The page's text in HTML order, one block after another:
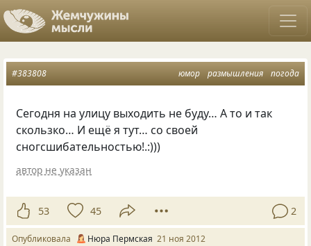
юмор размышления погода
#383808
Сегодня на улицу выходить не буду… А то и так
скользко… И ещё я тут… со своей
сногсшибательностью!.:)))
автор не указан
53 45 2
Опубликовала Нюра Пермская 21 ноя 2012